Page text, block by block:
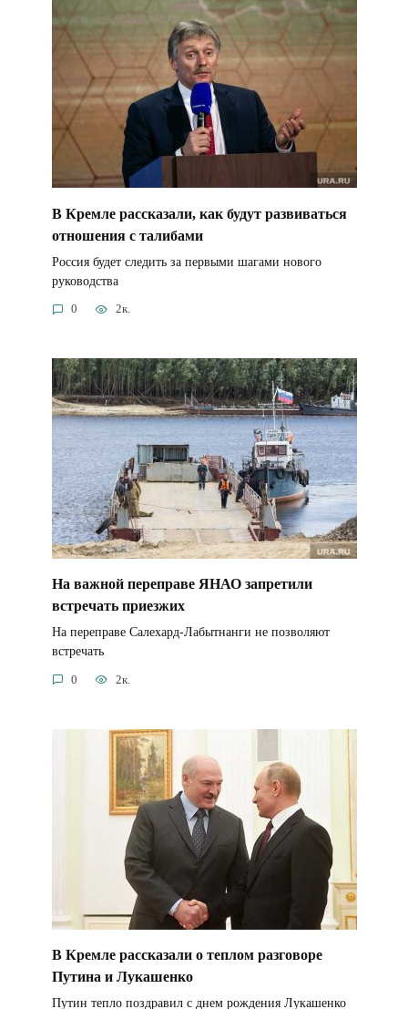
В Кремле рассказали, как будут развиваться
отношения с талибами
Россия будет следить за первыми шагами нового
руководства
0 2к.
На важной переправе ЯНАО запретили
встречать приезжих
На переправе Салехард-Лабытнанги не позволяют
встречать
0 2к.
В Кремле рассказали о теплом разговоре
Путина и Лукашенко
Путин тепло поздравил с днем рождения Лукашенко